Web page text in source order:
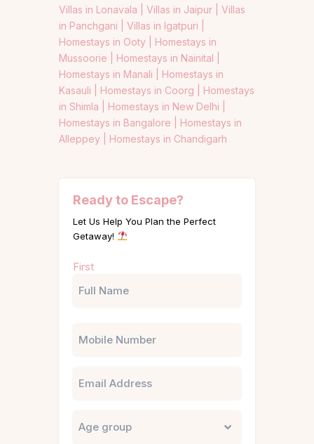
Villas in Lonavala | Villas in Jaipur | Villas
in Panchgani | Villas in Igatpuri |
Homestays in Ooty | Homestays in
Mussoorie | Homestays in Nainital |
Homestays in Manali | Homestays in
Kasauli | Homestays in Coorg | Homestays
in Shimla | Homestays in New Delhi |
Homestays in Bangalore | Homestays in
Alleppey | Homestays in Chandigarh
Ready to Escape?
Let Us Help You Plan the Perfect
Getaway!
(Required)
First